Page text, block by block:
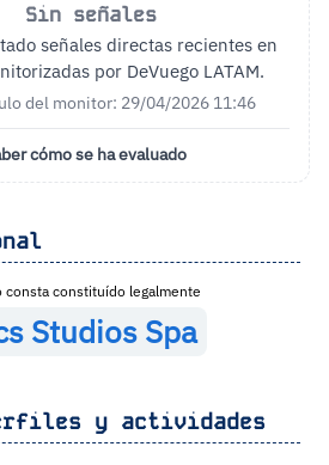
Sin señales
señales directas recientes en
por DeVuego LATAM.
del monitor: 29/04/2026 11:46
cómo se ha evaluado
consta constituído legalmente
Studios Spa
y actividades